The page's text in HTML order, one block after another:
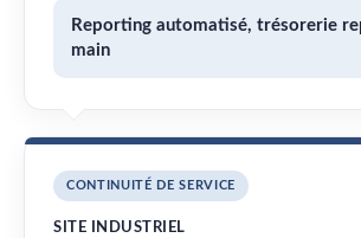
Reporting automatisé, trésorerie
main
CONTINUITÉ DE SERVICE
SITE INDUSTRIEL